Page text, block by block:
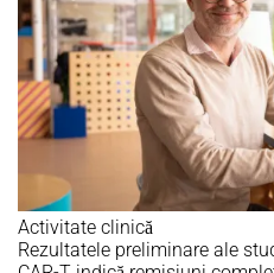
Activitate clinică
Rezultatele preliminare ale